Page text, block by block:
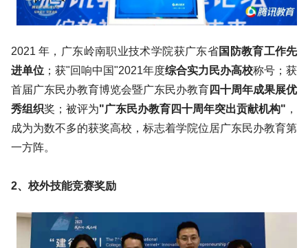
2021 年，广东岭南职业技术学院获广东省国防教育工作先
进单位；获"回响中国"2021年度综合实力民办高校称号；获
首届广东民办教育博览会暨广东民办教育四十周年成果展优
秀组织奖；被评为"广东民办教育四十周年突出贡献机构" ，
成为为数不多的获奖高校，标志着学院位居广东民办教育第
一方阵。
2、校外技能竞赛奖励